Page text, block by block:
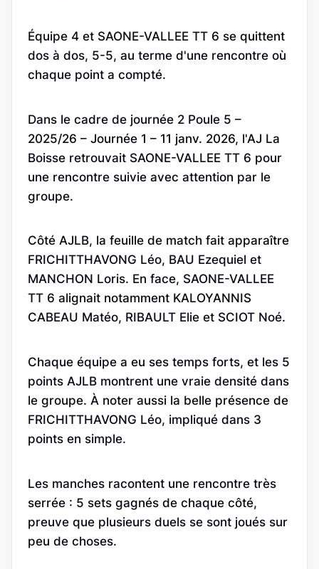
Équipe 4 et SAONE-VALLEE TT 6 se quittent
dos à dos, 5-5, au terme d'une rencontre où
chaque point a compté.
Dans le cadre de journée 2 Poule 5 –
2025/26 – Journée 1 – 11 janv. 2026, l'AJ La
Boisse retrouvait SAONE-VALLEE TT 6 pour
une rencontre suivie avec attention par le
groupe.
Côté AJLB, la feuille de match fait apparaître
FRICHITTHAVONG Léo, BAU Ezequiel et
MANCHON Loris. En face, SAONE-VALLEE
TT 6 alignait notamment KALOYANNIS
CABEAU Matéo, RIBAULT Elie et SCIOT Noé.
Chaque équipe a eu ses temps forts, et les 5
points AJLB montrent une vraie densité dans
le groupe. À noter aussi la belle présence de
FRICHITTHAVONG Léo, impliqué dans 3
points en simple.
Les manches racontent une rencontre très
serrée : 5 sets gagnés de chaque côté,
preuve que plusieurs duels se sont joués sur
peu de choses.